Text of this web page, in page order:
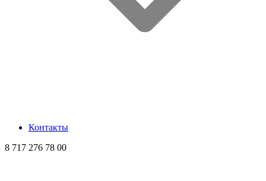
Контакты
8 717 276 78 00